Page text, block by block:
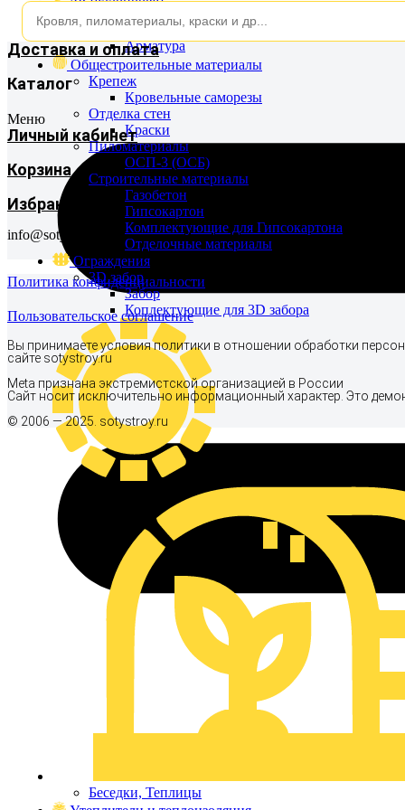
Забор
Коплектующие для 3D забора
Беседки, Теплицы
Утеплители и теплоизоляция
Утеплители
Фасад
Сайдинг
Металлосайдинг
Элементы кровли
Доборные элементы
Войти
Металлопродукция
Арматура
Общестроительные материалы
Крепеж
Кровельные саморезы
Отделка стен
Краски
Пиломатериалы
ОСП-3 (ОСБ)
Строительные материалы
Газобетон
Гипсокартон
Комплектующие для Гипсокартона
Отделочные материалы
Ограждения
3D забор
Забор
Коплектующие для 3D забора
Беседки, Теплицы
Доставка и оплата
Каталог
Меню
Личный кабинет
Корзина
Избранное
info@sotystroy.ru
Политика конфиденциальности
Пользовательское соглашение
Вы принимаете условия политики в отношении обработки
сайте sotystroy.ru
Meta признана экстремистcкой организацией в России
Сайт носит исключительно информационный характер. Это
© 2006 — 2025. sotystroy.ru